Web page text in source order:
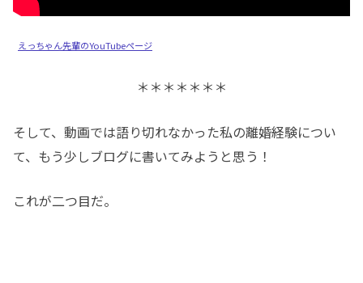
えっちゃん先輩のYouTubeページ
＊＊＊＊＊＊＊
そして、動画では語り切れなかった私の離婚経験につい
て、もう少しブログに書いてみようと思う！
これが二つ目だ。